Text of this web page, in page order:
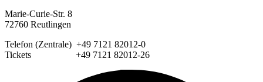
Marie-Curie-Str. 8
72760 Reutlingen
Telefon (Zentrale) +49 7121 82012-0
Tickets +49 7121 82012-26